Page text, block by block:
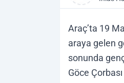
Araç’ta 19
araya gelen
sonunda
Göce